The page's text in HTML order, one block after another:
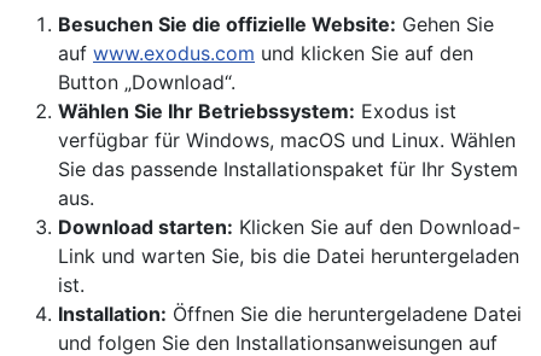
Besuchen Sie die offizielle Website: Gehen Sie
auf www.exodus.com und klicken Sie auf den
Button „Download“.
Wählen Sie Ihr Betriebssystem: Exodus ist
verfügbar für Windows, macOS und Linux. Wählen
Sie das passende Installationspaket für Ihr System
aus.
Download starten: Klicken Sie auf den Download-
Link und warten Sie, bis die Datei heruntergeladen
ist.
Installation: Öffnen Sie die heruntergeladene Datei
und folgen Sie den Installationsanweisungen auf